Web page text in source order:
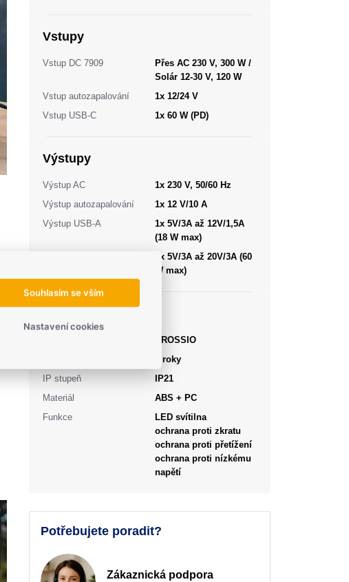
Vstupy
Vstup DC 7909
Přes AC 230 V, 300 W /
Solár 12-30 V, 120 W
Vstup autozapalování
1x 12/24 V
Vstup USB-C
1x 60 W (PD)
Výstupy
Výstup AC
1x 230 V, 50/60 Hz
Výstup autozapalování
1x 12 V/10 A
Výstup USB-A
1x 5V/3A až 12V/1,5A
(18 W max)
1x 5V/3A až 20V/3A (60
W max)
CROSSIO
2 roky
IP stupeň
IP21
Materiál
ABS + PC
Funkce
LED svítilna
ochrana proti zkratu
ochrana proti přetížení
ochrana proti nízkému
napětí
Potřebujete poradit?
Zákaznická podpora
Souhlasím se vším
Nastavení cookies